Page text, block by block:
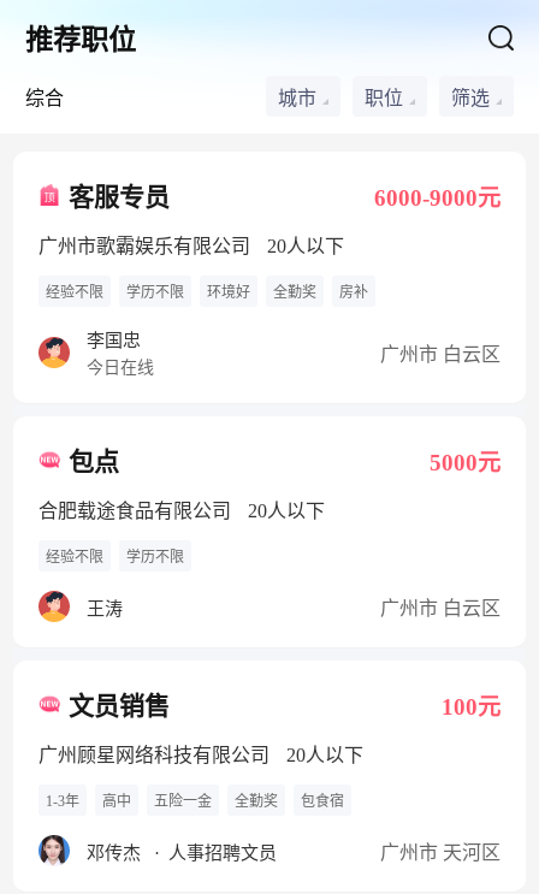
推荐职位
综合 城市 职位 筛选
客服专员 6000-9000元
广州市歌霸娱乐有限公司 20人以下
经验不限 学历不限 环境好 全勤奖 房补
李国忠
今日在线
广州市 白云区
包点 5000元
合肥载途食品有限公司 20人以下
经验不限 学历不限
王涛 广州市 白云区
文员销售 100元
广州顾星网络科技有限公司 20人以下
1-3年 高中 五险一金 全勤奖 包食宿
邓传杰 · 人事招聘文员 广州市 天河区